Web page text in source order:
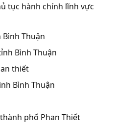
In bìa hồ sơ bệnh án, Sổ
cung cấp dịch vụ “Bảo
năm 2026"
cung cấp hàng hóa
máy xét nghiệm sinh
ASSY)
tục hành chính lĩnh vực
Thuận
Bình Thuận
thiết
Bình Thuận
phố Phan Thiết